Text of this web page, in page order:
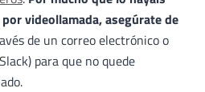
videollamada, asegúrate de
de un correo electrónico o
para que no quede